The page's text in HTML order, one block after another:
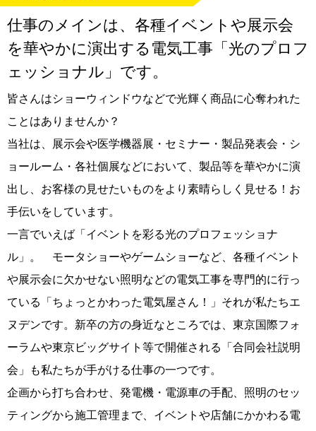
仕事のメインは、各種イベントや展示会
を華やかに演出する電気工事「光のプロフ
ェッショナル」です。
皆さんはショーウィンドウなどで光輝く商品に心奪われた
ことはありませんか？
当社は、展示会や医学機器展・セミナー・製品発表会・シ
ョールーム・各社個展などにおいて、製品等を華やかに演
出し、お客様の見せたいものをより素晴らしく見せる！お
手伝いをしています。
一言でいえば「イベントを彩る光のプロフェッショナ
ル」。 モータショーやゲームショーなど、各種イベント
や展示会に欠かせない照明などの電気工事を専門的に行っ
ている「ちょっとかわった電気屋さん！」それが私たちエ
ヌデンです。新卒の方の身近なところでは、東京国際フォ
ーラムや東京ビッグサイト等で開催される「合同会社説明
会」も私たちが手がける仕事の一つです。
企画から打ち合わせ、発電機・電源車の手配、照明のセッ
ティングから施工管理まで、イベントや店舗にかかわる電